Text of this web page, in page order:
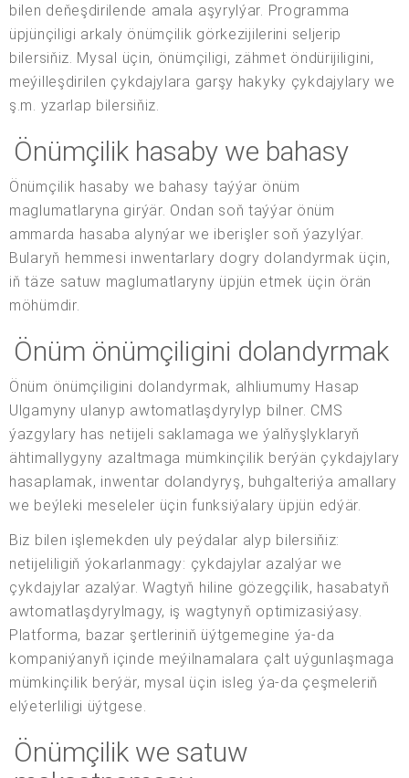
bilen deňeşdirilende amala aşyrylýar. Programma
üpjünçiligi arkaly önümçilik görkezijilerini seljerip
bilersiňiz. Mysal üçin, önümçiligi, zähmet öndürijiligini,
meýilleşdirilen çykdajylara garşy hakyky çykdajylary we
ş.m. yzarlap bilersiňiz.
Önümçilik hasaby we bahasy
Önümçilik hasaby we bahasy taýýar önüm
maglumatlaryna girýär. Ondan soň taýýar önüm
ammarda hasaba alynýar we iberişler soň ýazylýar.
Bularyň hemmesi inwentarlary dogry dolandyrmak üçin,
iň täze satuw maglumatlaryny üpjün etmek üçin örän
möhümdir.
Önüm önümçiligini dolandyrmak
Önüm önümçiligini dolandyrmak, alhliumumy Hasap
Ulgamyny ulanyp awtomatlaşdyrylyp bilner. CMS
ýazgylary has netijeli saklamaga we ýalňyşlyklaryň
ähtimallygyny azaltmaga mümkinçilik berýän çykdajylary
hasaplamak, inwentar dolandyryş, buhgalteriýa amallary
we beýleki meseleler üçin funksiýalary üpjün edýär.
Biz bilen işlemekden uly peýdalar alyp bilersiňiz:
netijeliligiň ýokarlanmagy: çykdajylar azalýar we
çykdajylar azalýar. Wagtyň hiline gözegçilik, hasabatyň
awtomatlaşdyrylmagy, iş wagtynyň optimizasiýasy.
Platforma, bazar şertleriniň üýtgemegine ýa-da
kompaniýanyň içinde meýilnamalara çalt uýgunlaşmaga
mümkinçilik berýär, mysal üçin isleg ýa-da çeşmeleriň
elýeterliligi üýtgese.
Önümçilik we satuw